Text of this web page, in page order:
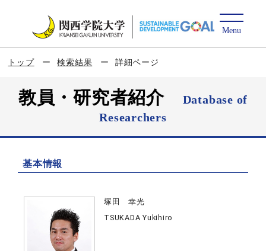
トップ 検索結果 詳細ページ
教員・研究者紹介
Database of
Researchers
基本情報
塚田 幸光
TSUKADA Yukihiro